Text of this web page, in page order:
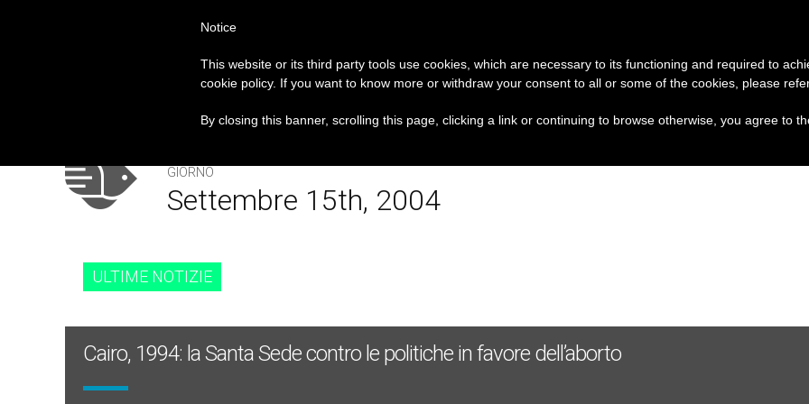
GIORNO
Settembre 15th, 2004
ULTIME NOTIZIE
Cairo, 1994: la Santa Sede contro le politiche in favore dell’aborto
Notice
This website or its third party tools use cookies, which are necessary to its functioning and required to
cookie policy. If you want to know more or withdraw your consent to all or some of the cookies, please
By closing this banner, scrolling this page, clicking a link or continuing to browse otherwise, you agree to